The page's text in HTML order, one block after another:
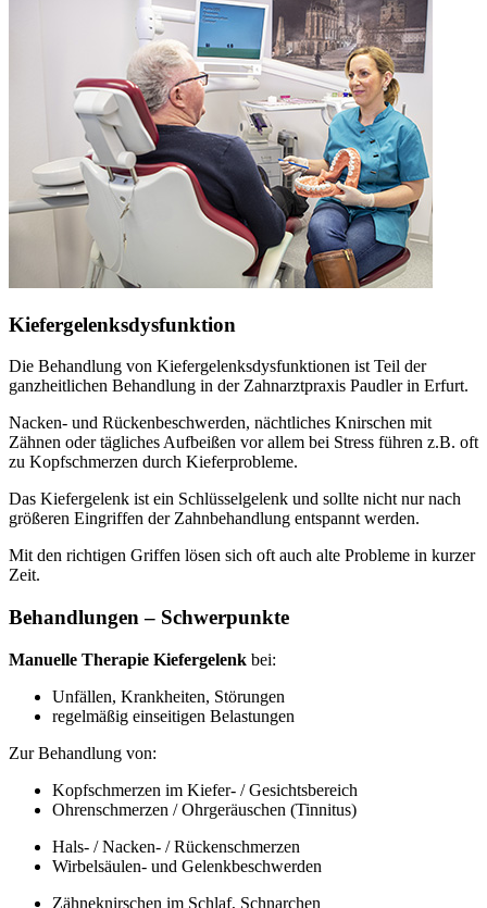
Kiefergelenksdysfunktion
Die Behandlung von Kiefergelenksdysfunktionen ist Teil der
ganzheitlichen Behandlung in der Zahnarztpraxis Paudler in Erfurt.
Nacken- und Rückenbeschwerden, nächtliches Knirschen mit
Zähnen oder tägliches Aufbeißen vor allem bei Stress führen z.B. oft
zu Kopfschmerzen durch Kieferprobleme.
Das Kiefergelenk ist ein Schlüsselgelenk und sollte nicht nur nach
größeren Eingriffen der Zahnbehandlung entspannt werden.
Mit den richtigen Griffen lösen sich oft auch alte Probleme in kurzer
Zeit.
Behandlungen – Schwerpunkte
Manuelle Therapie Kiefergelenk bei:
Unfällen, Krankheiten, Störungen
regelmäßig einseitigen Belastungen
Zur Behandlung von:
Kopfschmerzen im Kiefer- / Gesichtsbereich
Ohrenschmerzen / Ohrgeräuschen (Tinnitus)
Hals- / Nacken- / Rückenschmerzen
Wirbelsäulen- und Gelenkbeschwerden
Zähneknirschen im Schlaf, Schnarchen